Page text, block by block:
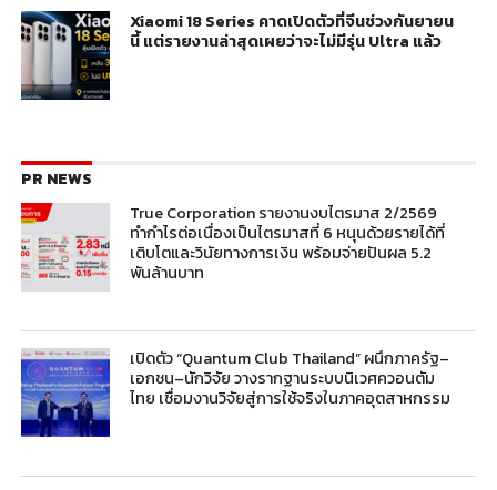
Xiaomi 18 Series คาดเปิดตัวที่จีนช่วงกันยายน
นี้ แต่รายงานล่าสุดเผยว่าจะไม่มีรุ่น Ultra แล้ว
PR NEWS
True Corporation รายงานงบไตรมาส 2/2569
ทำกำไรต่อเนื่องเป็นไตรมาสที่ 6 หนุนด้วยรายได้ที่
เติบโตและวินัยทางการเงิน พร้อมจ่ายปันผล 5.2
พันล้านบาท
เปิดตัว “Quantum Club Thailand” ผนึกภาครัฐ–
เอกชน–นักวิจัย วางรากฐานระบบนิเวศควอนตัม
ไทย เชื่อมงานวิจัยสู่การใช้จริงในภาคอุตสาหกรรม